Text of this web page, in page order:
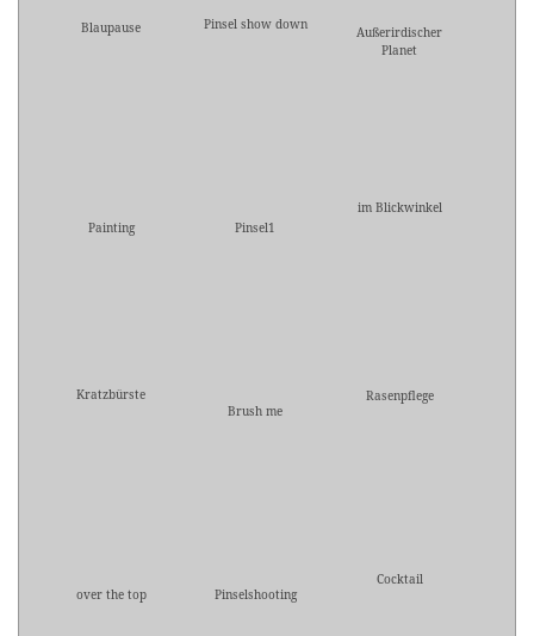
Blaupause Pinsel show down
Außerirdischer
Planet
Painting Pinsel1
im Blickwinkel
Kratzbürste
Brush me
Rasenpflege
over the top Pinselshooting
Cocktail